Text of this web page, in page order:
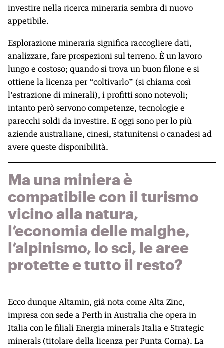
investire nella ricerca mineraria sembra di nuovo
appetibile.
Esplorazione mineraria significa raccogliere dati,
analizzare, fare prospezioni sul terreno. È un lavoro
lungo e costoso; quando si trova un buon filone e si
ottiene la licenza per “coltivarlo” (si chiama così
l’estrazione di minerali), i profitti sono notevoli;
intanto però servono competenze, tecnologie e
parecchi soldi da investire. E oggi sono per lo più
aziende australiane, cinesi, statunitensi o canadesi ad
avere queste disponibilità.
Ma una miniera è
compatibile con il turismo
vicino alla natura,
l’economia delle malghe,
l’alpinismo, lo sci, le aree
protette e tutto il resto?
Ecco dunque Altamin, già nota come Alta Zinc,
impresa con sede a Perth in Australia che opera in
Italia con le filiali Energia minerals Italia e Strategic
minerals (titolare della licenza per Punta Corna). La